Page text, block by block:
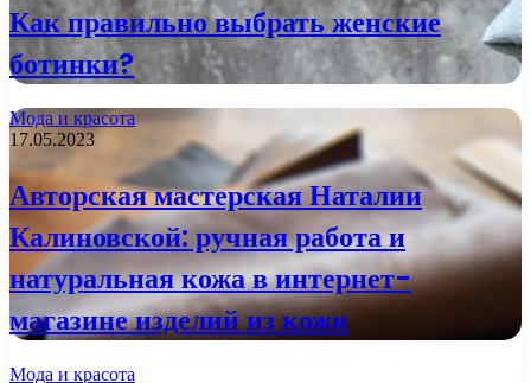
Как правильно выбрать женские
ботинки?
Мода и красота
17.05.2023
Авторская мастерская Наталии
Калиновской: ручная работа и
натуральная кожа в интернет-
магазине изделий из кожи
Мода и красота